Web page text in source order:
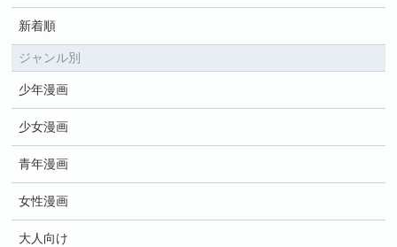
新着順
ジャンル別
少年漫画
少女漫画
青年漫画
女性漫画
大人向け